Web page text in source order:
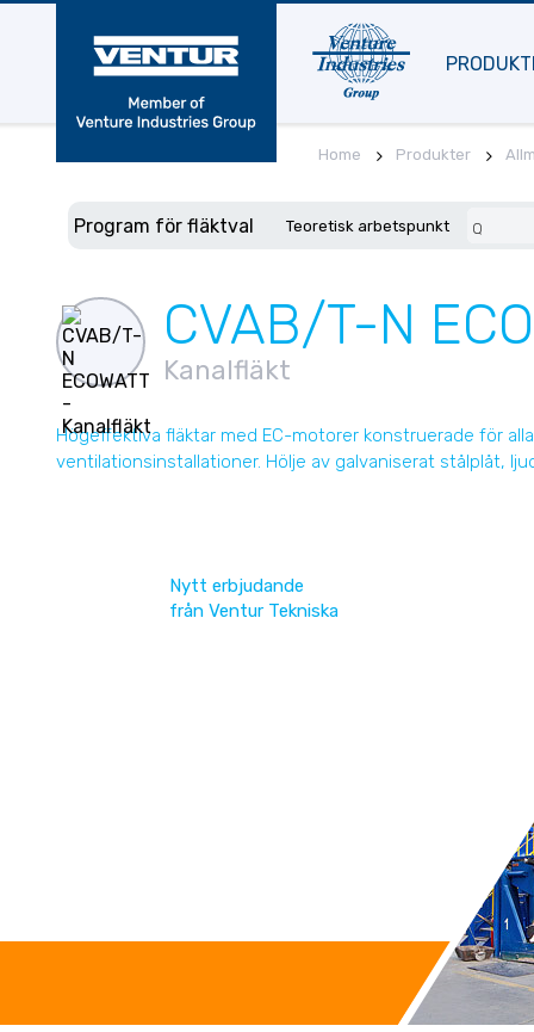
Home Produkter
Program för fläktval Teoretisk arbetspunkt Q
CVAB/T-N
Kanalfläkt
Högeffektiva fläktar med EC-motorer konstruerade för
ventilationsinstallationer. Hölje av galvaniserat stålplåt,
Nytt erbjudande
från Ventur Tekniska